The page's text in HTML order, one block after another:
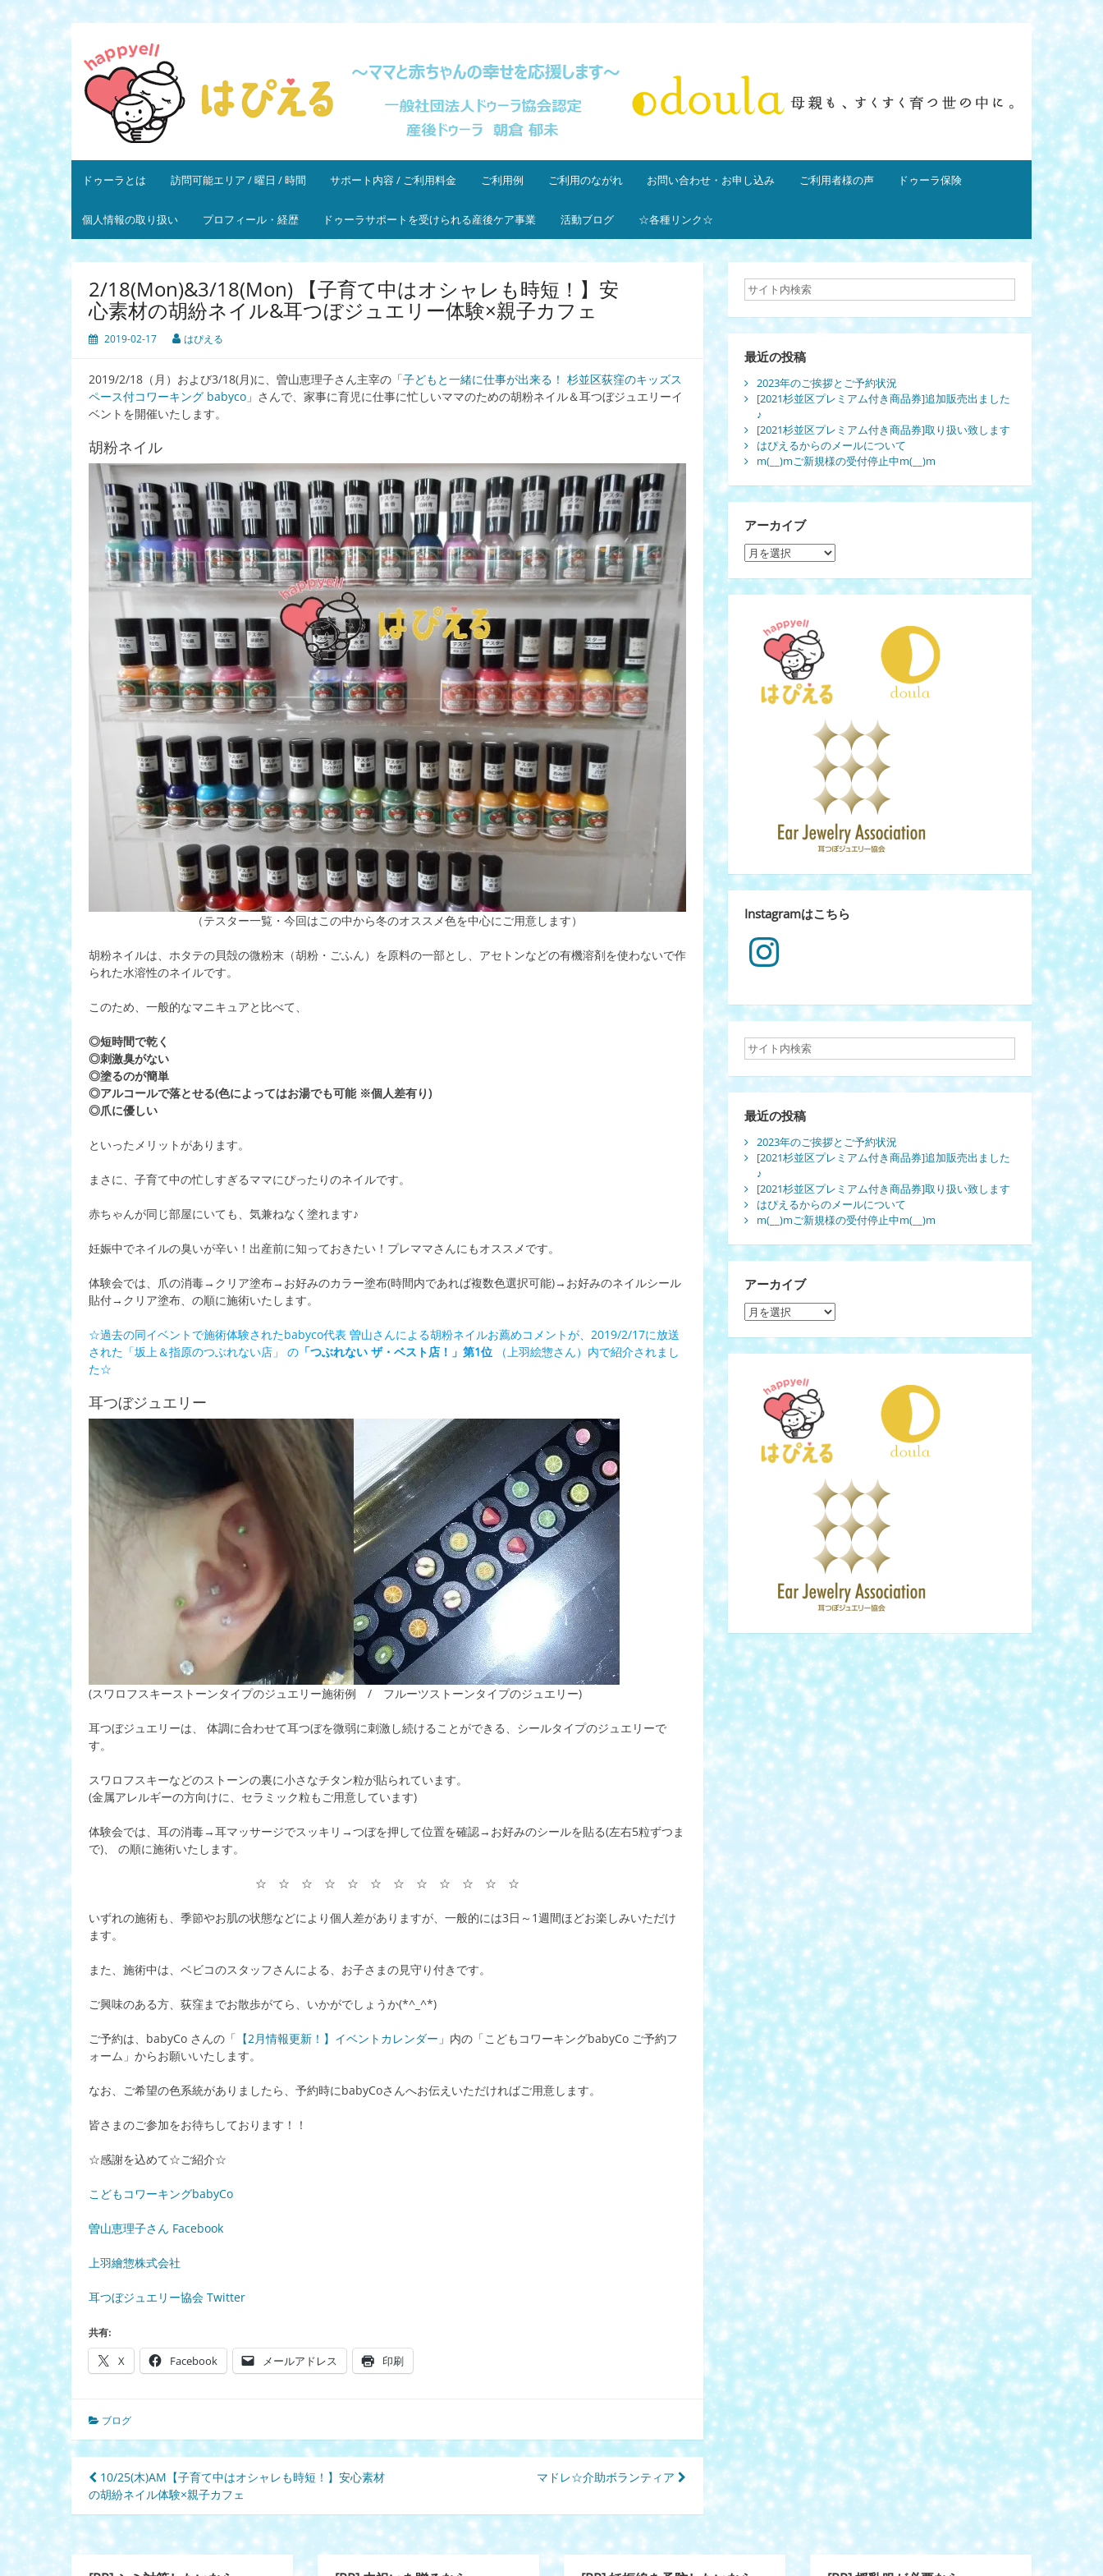
コ
テ
ツ
へ
ス
ッ
プ
ドゥーラとは 訪問可能エリア / 曜日 / 時間 サポート内容 / ご利用料金 ご利用例 ご利用のながれ お問い合わせ・お申し込み ご利用者様の声 ドゥーラ保険
個人情報の取り扱い プロフィール・経歴 ドゥーラサポートを受けられる産後ケア事業 活動ブログ ☆各種リンク☆
2/18(Mon)&3/18(Mon) 【子育て中はオシャレも時短！】安
心素材の胡紛ネイル&耳つぼジュエリー体験×親子カフェ
2019-02-17 はぴえる
2019/2/18（月）および3/18(月)に、曽山恵理子さん主宰の「子どもと一緒に仕事が出来る！ 杉並区荻窪のキッズス
ペース付コワーキング babyco 」さんで、家事に育児に仕事に忙しいママのための胡粉ネイル＆耳つぼジュエリーイ
ベントを開催いたします。
胡粉ネイル
（テスター一覧・今回はこの中から冬のオススメ色を中心にご用意します）
胡粉ネイルは、ホタテの貝殻の微粉末（胡粉・ごふん）を原料の一部とし、アセトンなどの有機溶剤を使わないで作
られた水溶性のネイルです。
このため、一般的なマニキュアと比べて、
◎短時間で乾く
◎刺激臭がない
◎塗るのが簡単
◎アルコールで落とせる(色によってはお湯でも可能 ※個人差有り)
◎爪に優しい
といったメリットがあります。
まさに、子育て中の忙しすぎるママにぴったりのネイルです。
赤ちゃんが同じ部屋にいても、気兼ねなく塗れます♪
妊娠中でネイルの臭いが辛い！出産前に知っておきたい！プレママさんにもオススメです。
体験会では、爪の消毒→クリア塗布→お好みのカラー塗布(時間内であれば複数色選択可能)→お好みのネイルシール
貼付→クリア塗布、の順に施術いたします。
☆過去の同イベントで施術体験されたbabyco代表 曽山さんによる胡粉ネイルお薦めコメントが、2019/2/17に放送
された「坂上＆指原のつぶれない店」 の 「つぶれない ザ・ベスト店！」第1位 （上羽絵惣さん）内で紹介されまし
た☆
耳つぼジュエリー
(スワロフスキーストーンタイプのジュエリー施術例 / フルーツストーンタイプのジュエリー)
耳つぼジュエリーは、 体調に合わせて耳つぼを微弱に刺激し続けることができる、シールタイプのジュエリーで
す。
スワロフスキーなどのストーンの裏に小さなチタン粒が貼られています。
(金属アレルギーの方向けに、セラミック粒もご用意しています)
体験会では、耳の消毒→耳マッサージでスッキリ→つぼを押して位置を確認→お好みのシールを貼る(左右5粒ずつま
で)、 の順に施術いたします。
☆ ☆ ☆ ☆ ☆ ☆ ☆ ☆ ☆ ☆ ☆ ☆
いずれの施術も、季節やお肌の状態などにより個人差がありますが、一般的には3日～1週間ほどお楽しみいただけ
ます。
また、施術中は、ベビコのスタッフさんによる、お子さまの見守り付きです。
ご興味のある方、荻窪までお散歩がてら、いかがでしょうか(*^_^*)
ご予約は、babyCo さんの「 【2月情報更新！】イベントカレンダー 」内の「こどもコワーキングbabyCo ご予約フ
ォーム」からお願いいたします。
なお、ご希望の色系統がありましたら、予約時にbabyCoさんへお伝えいただければご用意します。
皆さまのご参加をお待ちしております！！
☆感謝を込めて☆ご紹介☆
こどもコワーキングbabyCo
曽山恵理子さん Facebook
上羽繪惣株式会社
耳つぼジュエリー協会 Twitter
共有:
X Facebook メールアドレス 印刷
ブログ
投
稿
ナ
ビ
10/25(木)AM【子育て中はオシャレも時短！】安心素材
の胡紛ネイル体験×親子カフェ
マドレ☆介助ボランティア
最近の投稿
2023年のご挨拶とご予約状況
[2021杉並区プレミアム付き商品券]追加販売出ました
♪
[2021杉並区プレミアム付き商品券]取り扱い致します
はぴえるからのメールについて
m(__)mご新規様の受付停止中m(__)m
アーカイブ
ア
ー
カ
イ
Instagramはこちら
Instagram
最近の投稿
2023年のご挨拶とご予約状況
[2021杉並区プレミアム付き商品券]追加販売出ました
♪
[2021杉並区プレミアム付き商品券]取り扱い致します
はぴえるからのメールについて
m(__)mご新規様の受付停止中m(__)m
アーカイブ
ア
ー
カ
イ